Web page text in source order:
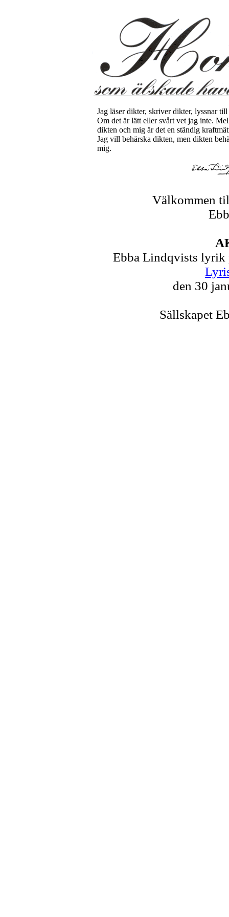
Jag läser dikter, skriver dikter, lyssnar
Om det är lätt eller svårt vet jag inte.
dikten och mig är det en ständig
Jag vill behärska dikten, men dikten
mig.
Välkommen
Ebba Lindqvists lyrik
den 30
Sällskapet